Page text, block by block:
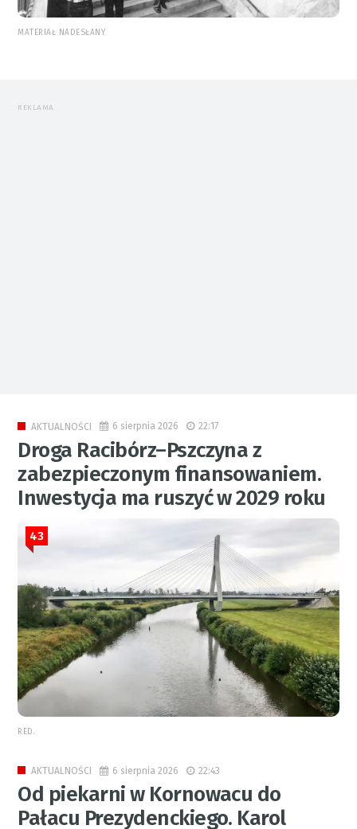
MATERIAŁ NADESŁANY
REKLAMA
AKTUALNOŚCI 6 sierpnia 2026 22:17
Droga Racibórz–Pszczyna z
zabezpieczonym finansowaniem.
Inwestycja ma ruszyć w 2029 roku
43
RED.
AKTUALNOŚCI 6 sierpnia 2026 22:43
Od piekarni w Kornowacu do
Pałacu Prezydenckiego. Karol